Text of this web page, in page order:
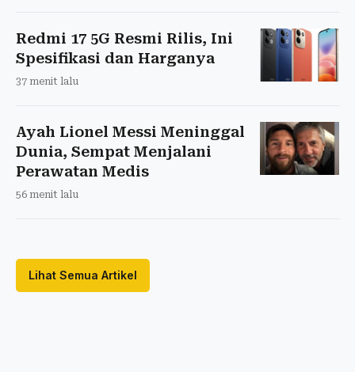
Redmi 17 5G Resmi Rilis, Ini
Spesifikasi dan Harganya
37 menit lalu
Ayah Lionel Messi Meninggal
Dunia, Sempat Menjalani
Perawatan Medis
56 menit lalu
Lihat Semua Artikel